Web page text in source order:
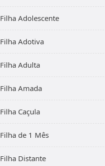
Filha Adolescente
Filha Adotiva
Filha Adulta
Filha Amada
Filha Caçula
Filha de 1 Mês
Filha Distante